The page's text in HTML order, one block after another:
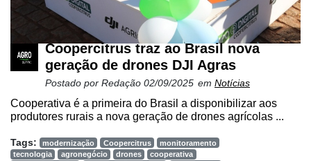
Coopercitrus traz ao Brasil nova
geração de drones DJI Agras
Postado por Redação 02/09/2025 em Notícias
Cooperativa é a primeira do Brasil a disponibilizar aos
produtores rurais a nova geração de drones agrícolas ...
Tags: modernização Coopercitrus
monitoramento
tecnologia
agronegócio drones
cooperativa